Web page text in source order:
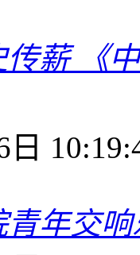
薪 《
日
年交